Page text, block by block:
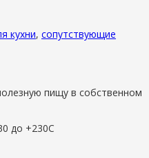
кухни, сопутствующие
пищу в собственном
до +230С